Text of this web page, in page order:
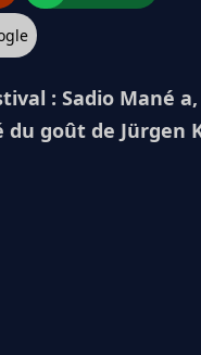
: Sadio Mané
goût de Jürgen